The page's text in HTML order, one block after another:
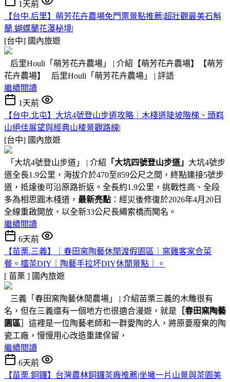
1天前
【台中.后里】萌芳花卉農場免門票景點推薦|超壯觀最美石斛
蘭.蝴蝶蘭花瀑秘境|
[台中] 國內旅遊
后里Houli「萌芳花卉農場」 | 介紹【萌芳花卉農場】【萌芳
花卉農場】 后里Houli「萌芳花卉農場」 | 評語
繼續閱讀
1天前
【台中.北屯】大坑4號登山步道攻略｜木棧道陡坡階梯、頭嵙
山絕佳展望與經典山稜景觀路線|
[台中] 國內旅遊
「大坑4號登山步道」 | 介紹 「大坑四號登山步道」 大坑4號步
道全長1.9公里，海拔介於470至859公尺之間，終點連接5號步
道，抵達後可沿原路折返。全長約1.9公里，挑戰性高、全段
多為相思圓木棧道， 最新亮點 ：經災後修復於2026年4月20日
全線重啟開放，以全新33公尺長繩索橋而聞名。
繼續閱讀
6天前
【苗栗.三義】｜春田窯陶藝休閒渡假園區｜窯雞客家合菜
餐。擂茶DIY｜陶藝手拉坏DIY休閒景點｜。
[ 苗栗 ] 國內旅遊
三義「春田窯陶藝休閒農場」 | 介紹苗栗三義的木雕很有
名，但在三義還有一個地方也很適合漫遊，就是 ［春田窯陶藝
園區 ］這裡是一位陶藝老師和一群愛陶的人，將原要廢棄的陶
瓷工廠，慢慢用心改造重建保留，
繼續閱讀
6天前
【苗栗.銅鑼】台灣農林銅鑼茶廠推薦|坐擁一片山景與茶園美